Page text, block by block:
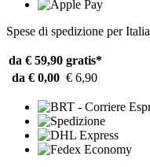
Spese di spedizione per Italia
da € 59,90 gratis*
da € 0,00 € 6,90